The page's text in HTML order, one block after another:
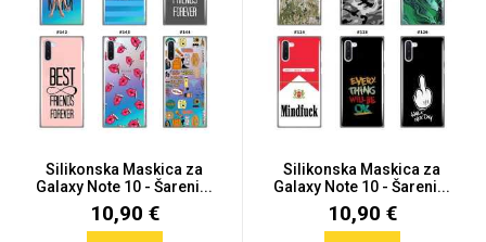
Silikonska Maskica za
Galaxy Note 10 - Šareni...
10,90 €
Silikonska Maskica za
Galaxy Note 10 - Šareni...
10,90 €